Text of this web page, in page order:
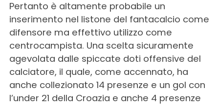
Pertanto è altamente probabile un
inserimento nel listone del fantacalcio come
difensore ma effettivo utilizzo come
centrocampista. Una scelta sicuramente
agevolata dalle spiccate doti offensive del
calciatore, il quale, come accennato, ha
anche collezionato 14 presenze e un gol con
l’under 21 della Croazia e anche 4 presenze